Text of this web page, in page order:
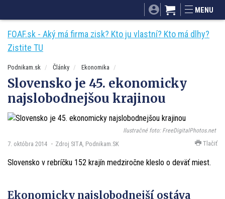
Mnamky-recepty.sk
MENU
FOAF.sk - Aký má firma zisk? Kto ju vlastní? Kto má dlhy?
Zistite TU
Podnikam.sk Články Ekonomika
Slovensko je 45. ekonomicky
najslobodnejšou krajinou
Ilustračné foto: FreeDigitalPhotos.net
7. októbra 2014 Zdroj SITA, Podnikam.SK Tlačiť
Slovensko v rebríčku 152 krajín medziročne kleslo o deväť miest.
Ekonomicky najslobodnejší ostáva